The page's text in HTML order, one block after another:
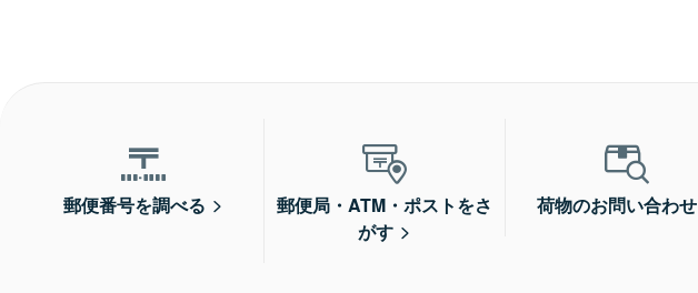
郵便番号を調べる
郵便局・ATM・ポストをさ
がす
荷物のお問い合わせ